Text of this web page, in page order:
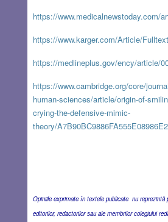
https://www.medicalnewstoday.com/
https://www.karger.com/Article/
https://medlineplus.gov/ency/article/
https://www.cambridge.org/core/
human-sciences/article/origin-of-
crying-the-defensive-mimic-
theory/
Opiniile exprimate în textele publicate nu reprezintă
editorilor, redactorilor sau ale membrilor colegiului